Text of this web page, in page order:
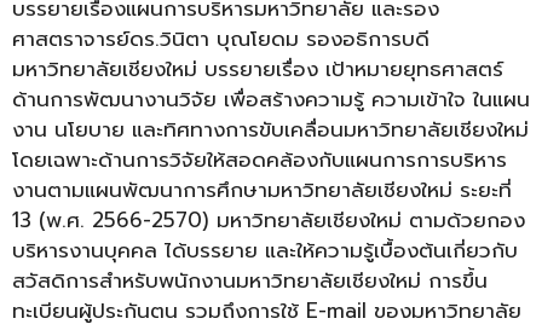
บรรยายเรื่องแผนการบริหารมหาวิทยาลัย และรอง
ศาสตราจารย์ดร.วินิตา บุณโยดม รองอธิการบดี
มหาวิทยาลัยเชียงใหม่ บรรยายเรื่อง เป้าหมายยุทธศาสตร์
ด้านการพัฒนางานวิจัย เพื่อสร้างความรู้ ความเข้าใจ ในแผน
งาน นโยบาย และทิศทางการขับเคลื่อนมหาวิทยาลัยเชียงใหม่
โดยเฉพาะด้านการวิจัยให้สอดคล้องกับแผนการการบริหาร
งานตามแผนพัฒนาการศึกษามหาวิทยาลัยเชียงใหม่ ระยะที่
13 (พ.ศ. 2566-2570) มหาวิทยาลัยเชียงใหม่ ตามด้วยกอง
บริหารงานบุคคล ได้บรรยาย และให้ความรู้เบื้องต้นเกี่ยวกับ
สวัสดิการสำหรับพนักงานมหาวิทยาลัยเชียงใหม่ การขึ้น
ทะเบียนผู้ประกันตน รวมถึงการใช้ E-mail ของมหาวิทยาลัย